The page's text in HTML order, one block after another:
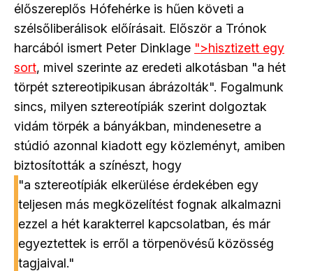
élőszereplős Hófehérke is hűen követi a
szélsőliberálisok előírásait. Először a Trónok
harcából ismert Peter Dinklage ">hisztizett egy
sort, mivel szerinte az eredeti alkotásban "a hét
törpét sztereotipikusan ábrázolták". Fogalmunk
sincs, milyen sztereotípiák szerint dolgoztak
vidám törpék a bányákban, mindenesetre a
stúdió azonnal kiadott egy közleményt, amiben
biztosították a színészt, hogy
"a sztereotípiák elkerülése érdekében egy
teljesen más megközelítést fognak alkalmazni
ezzel a hét karakterrel kapcsolatban, és már
egyeztettek is erről a törpenövésű közösség
tagjaival."